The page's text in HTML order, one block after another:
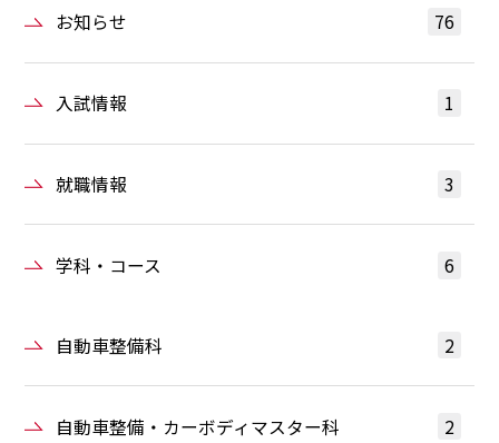
お知らせ 76
入試情報 1
就職情報 3
学科・コース 6
自動車整備科 2
自動車整備・カーボディマスター科 2